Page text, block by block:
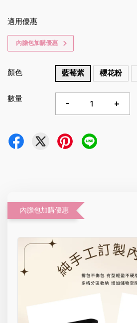
適用優惠
內膽包加購優惠
顏色 藍莓紫 櫻花粉
數量 - +
內膽包加購優惠